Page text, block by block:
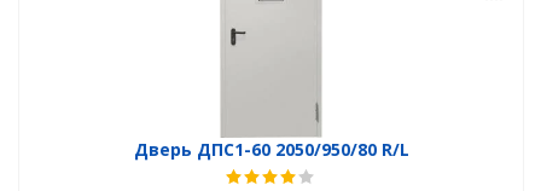
Дверь ДПC1-60 2050/950/80 R/L